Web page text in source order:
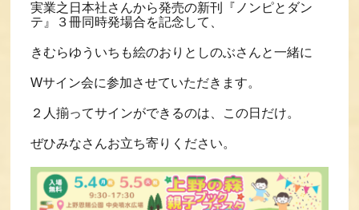
実業之日本社さんから発売の新刊『ノンピとダン
テ』３冊同時発場合を記念して、
きむらゆういちも絵のおりとしのぶさんと一緒に
Wサイン会に参加させていただきます。
２人揃ってサインができるのは、この日だけ。
ぜひみなさんお立ち寄りください。